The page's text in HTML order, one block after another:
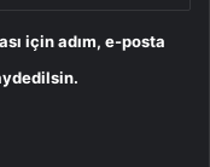
için adım, e-posta